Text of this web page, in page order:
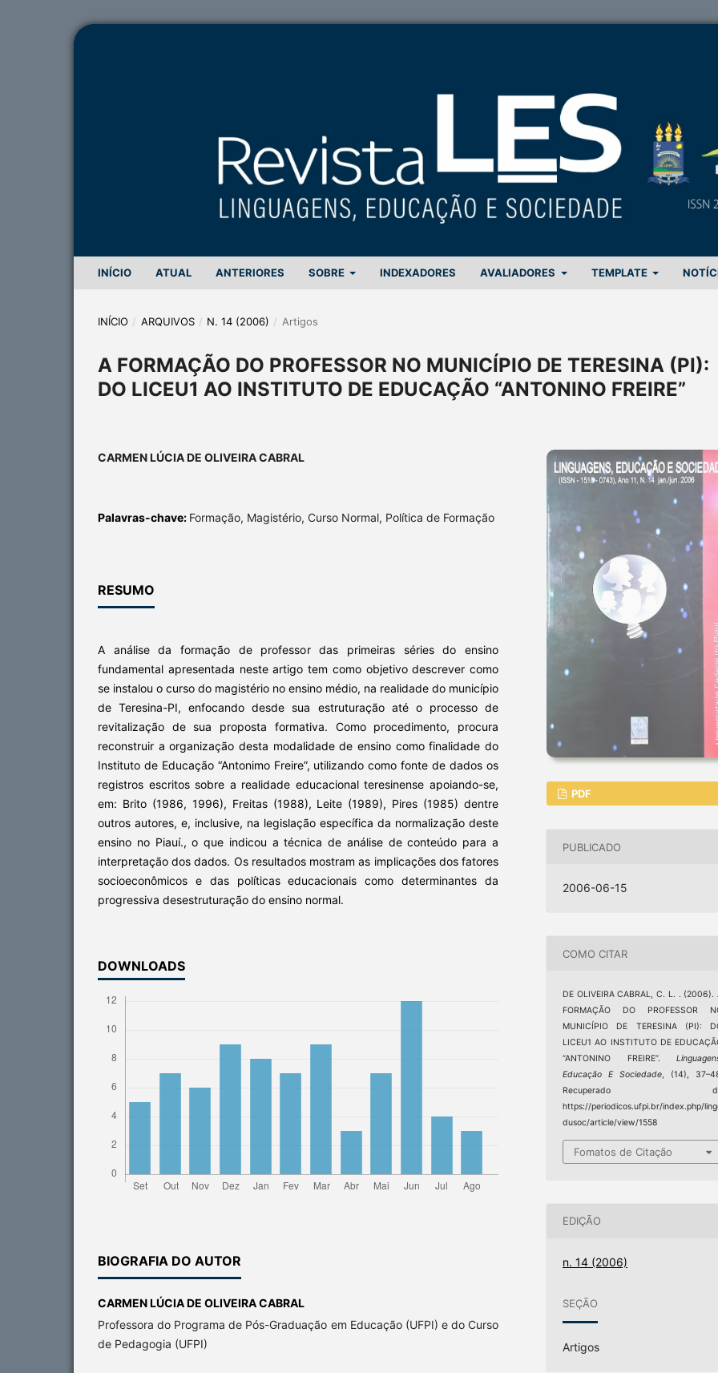
INÍCIO ATUAL ANTERIORES SOBRE INDEXADORES AVALIADORES TEMPLATE
INÍCIO / ARQUIVOS / N. 14 (2006) / Artigos
A FORMAÇÃO DO PROFESSOR NO MUNICÍPIO DE TERESINA (PI):
DO LICEU1 AO INSTITUTO DE EDUCAÇÃO “ANTONINO FREIRE”
CARMEN LÚCIA DE OLIVEIRA CABRAL
Palavras-chave: Formação, Magistério, Curso Normal, Política de Formação
RESUMO
A análise da formação de professor das primeiras séries do ensino
fundamental apresentada neste artigo tem como objetivo descrever como
se instalou o curso do magistério no ensino médio, na realidade do município
de Teresina-PI, enfocando desde sua estruturação até o processo de
revitalização de sua proposta formativa. Como procedimento, procura
reconstruir a organização desta modalidade de ensino como finalidade do
Instituto de Educação “Antonimo Freire”, utilizando como fonte de dados os
registros escritos sobre a realidade educacional teresinense apoiando-se,
em: Brito (1986, 1996), Freitas (1988), Leite (1989), Pires (1985) dentre
outros autores, e, inclusive, na legislação específica da normalização deste
ensino no Piauí., o que indicou a técnica de análise de conteúdo para a
interpretação dos dados. Os resultados mostram as implicações dos fatores
socioeconômicos e das políticas educacionais como determinantes da
progressiva desestruturação do ensino normal.
DOWNLOADS
BIOGRAFIA DO AUTOR
CARMEN LÚCIA DE OLIVEIRA CABRAL
Professora do Programa de Pós-Graduação em Educação (UFPI) e do Curso
de Pedagogia (UFPI)
PDF
PUBLICADO
2006-06-15
COMO CITAR
DE OLIVEIRA CABRAL, C. L. . (2006).
FORMAÇÃO DO PROFESSOR
MUNICÍPIO DE TERESINA (PI):
LICEU1 AO INSTITUTO DE
“ANTONINO FREIRE”.
Educação E Sociedade, (14),
Recuperado
https://periodicos.ufpi.br/index.php/
dusoc/article/view/1558
Fomatos de Citação
EDIÇÃO
n. 14 (2006)
SEÇÃO
Artigos